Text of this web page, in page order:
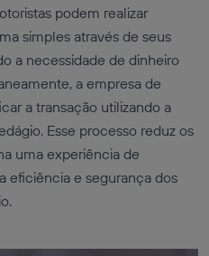
podem realizar
simples através de seus
a necessidade de dinheiro
a empresa de
a transação utilizando a
Esse processo reduz os
uma experiência de
eficiência e segurança dos